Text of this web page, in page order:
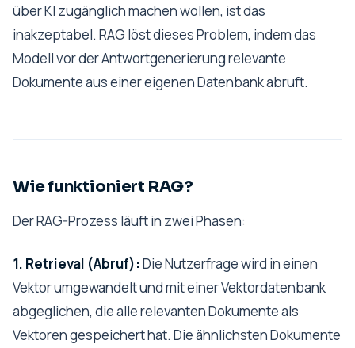
über KI zugänglich machen wollen, ist das
inakzeptabel. RAG löst dieses Problem, indem das
Modell vor der Antwortgenerierung relevante
Dokumente aus einer eigenen Datenbank abruft.
Wie funktioniert RAG?
Der RAG-Prozess läuft in zwei Phasen:
1. Retrieval (Abruf):Die Nutzerfrage wird in einen
Vektor umgewandelt und mit einer Vektordatenbank
abgeglichen, die alle relevanten Dokumente als
Vektoren gespeichert hat. Die ähnlichsten Dokumente